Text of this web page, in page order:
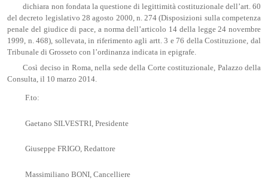
dichiara non fondata la questione di legittimità costituzionale dell’art. 60
del decreto legislativo 28 agosto 2000, n. 274 (Disposizioni sulla competenza
penale del giudice di pace, a norma dell’articolo 14 della legge 24 novembre
1999, n. 468), sollevata, in riferimento agli artt. 3 e 76 della Costituzione, dal
Tribunale di Grosseto con l’ordinanza indicata in epigrafe.
Così deciso in Roma, nella sede della Corte costituzionale, Palazzo della
Consulta, il 10 marzo 2014.
F.to:
Gaetano SILVESTRI, Presidente
Giuseppe FRIGO, Redattore
Massimiliano BONI, Cancelliere